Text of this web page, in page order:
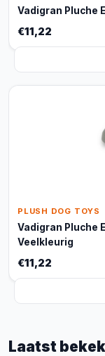
Vadigran Pluche
€11,22
PLUSH DOG TOYS
Vadigran Pluche
Veelkleurig
€11,22
Laatst